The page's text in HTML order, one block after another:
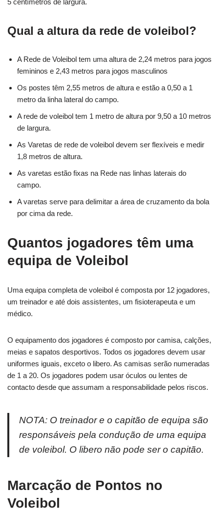
5 centímetros de largura.
Qual a altura da rede de voleibol?
A Rede de Voleibol tem uma altura de 2,24 metros para jogos
femininos e 2,43 metros para jogos masculinos
Os postes têm 2,55 metros de altura e estão a 0,50 a 1
metro da linha lateral do campo.
A rede de voleibol tem 1 metro de altura por 9,50 a 10 metros
de largura.
As Varetas de rede de voleibol devem ser flexíveis e medir
1,8 metros de altura.
As varetas estão fixas na Rede nas linhas laterais do
campo.
A varetas serve para delimitar a área de cruzamento da bola
por cima da rede.
Quantos jogadores têm uma
equipa de Voleibol
Uma equipa completa de voleibol é composta por 12 jogadores,
um treinador e até dois assistentes, um fisioterapeuta e um
médico.
O equipamento dos jogadores é composto por camisa, calções,
meias e sapatos desportivos. Todos os jogadores devem usar
uniformes iguais, exceto o libero. As camisas serão numeradas
de 1 a 20. Os jogadores podem usar óculos ou lentes de
contacto desde que assumam a responsabilidade pelos riscos.
NOTA: O treinador e o capitão de equipa são
responsáveis pela condução de uma equipa
de voleibol. O libero não pode ser o capitão.
Marcação de Pontos no
Voleibol